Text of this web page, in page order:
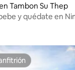
4.92 de 5, 193
Tambon Su Thep
y quédate en